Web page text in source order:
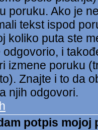
poruku. Ako je
tekst ispod
koliko puta ste
odgovorio, i
izmene poruku
Znajte i to da
njih odgovori.
potpis mojoj